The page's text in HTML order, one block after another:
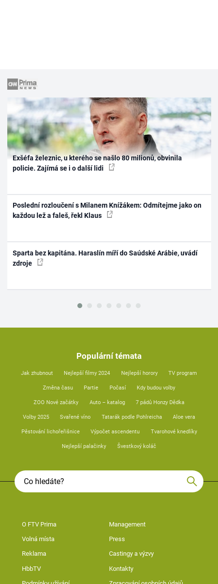
Exšéfa železnic, u kterého se našlo 80 milionů, obvinila
policie. Zajímá se i o další lidi
Poslední rozloučení s Milanem Knížákem: Odmítejme jako on
každou lež a faleš, řekl Klaus
Sparta bez kapitána. Haraslín míří do Saúdské Arábie, uvádí
zdroje
Populární témata
Jak zhubnout Nejlepší filmy 2024 Nejlepší horory TV program
Změna času Partie Počasí Kdy budou volby
ZOO Nové začátky Auto – katalog 7 pádů Honzy Dědka
Volby 2025 Svařené víno Tatarák podle Pohlreicha Aloe vera
Pěstování lichořeřišnice Výpočet ascendentu Tvarohové knedlíky
Nejlepší palačinky Švestkový koláč
O FTV Prima Management
Volná místa Press
Reklama Castingy a výzvy
HbbTV Kontakty